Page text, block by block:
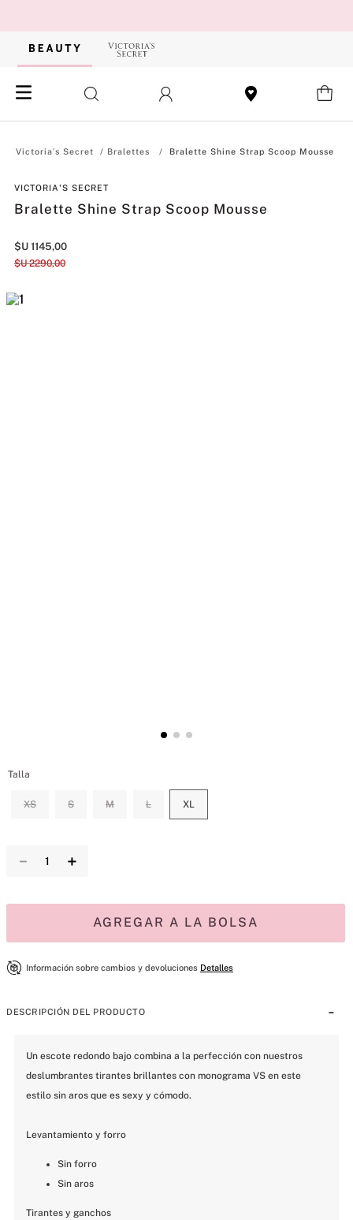
Bralettes Bralette Shine Strap Scoop Mousse
VICTORIA'S SECRET
Bralette Shine Strap Scoop Mousse
$U 1145,00
$U 2290,00
Talla
XS S M L XL
＋
－
AGREGAR A LA BOLSA
Información sobre cambios y devoluciones Detalles
DESCRIPCIÓN DEL PRODUCTO
Un escote redondo bajo combina a la perfección con nuestros
deslumbrantes tirantes brillantes con monograma VS en este
estilo sin aros que es sexy y cómodo.
Levantamiento y forro
Sin forro
Sin aros
Tirantes y ganchos